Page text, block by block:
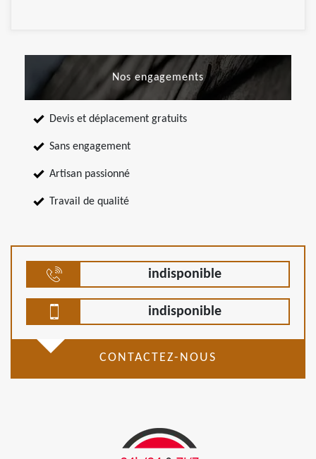
Nos engagements
Devis et déplacement gratuits
Sans engagement
Artisan passionné
Travail de qualité
indisponible
indisponible
CONTACTEZ-NOUS